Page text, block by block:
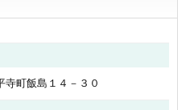
寺町飯島１４－３０